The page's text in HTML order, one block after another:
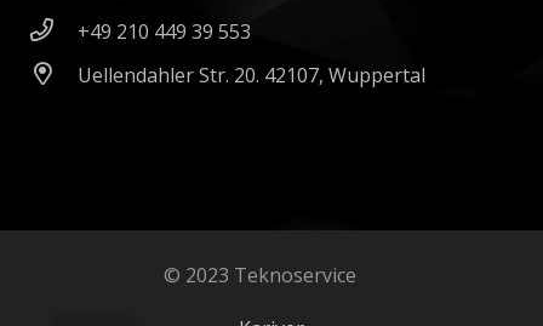
+49 210 449 39 553
Uellendahler Str. 20. 42107, Wuppertal
© 2023 Teknoservice